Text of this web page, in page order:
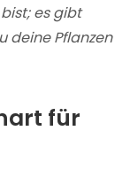
es gibt
deine Pflanzen
für